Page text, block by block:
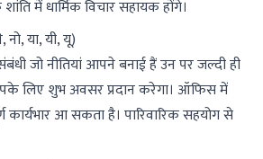
में धार्मिक विचार सहायक होंगे।
या, यी, यू)
जो नीतियां आपने बनाई हैं उन पर जल्दी ही
लिए शुभ अवसर प्रदान करेगा। ऑफिस में
आ सकता है। पारिवारिक सहयोग से